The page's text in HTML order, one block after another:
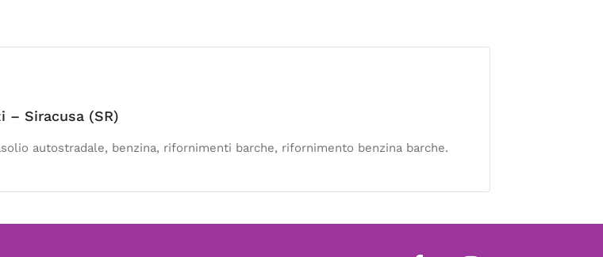
– Siracusa (SR)
autostradale, benzina, rifornimenti barche, rifornimento benzina barche.